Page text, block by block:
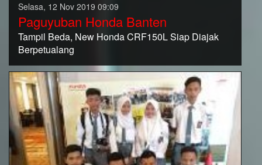
Selasa, 12 Nov 2019 09:09
Paguyuban Honda Banten
Tampil Beda, New Honda CRF150L Siap Diajak
Berpetualang